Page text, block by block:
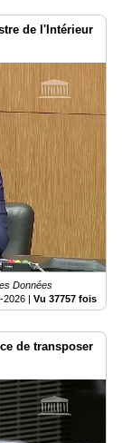
de l'Intérieur
Données
2026 Vu 37757 fois
de transposer